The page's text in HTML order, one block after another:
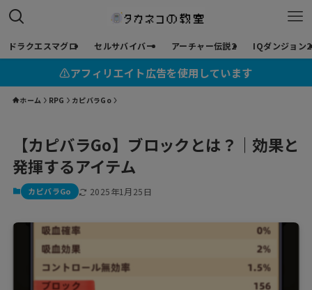
ドラクエスマグロ セルサバイバー アーチャー伝説2 IQダンジョン2
⚠︎アフィリエイト広告を使用しています
ホーム RPG カピバラGo
【カピバラGo】ブロックとは？｜効果と
発揮するアイテム
カピバラGo 2025年1月25日